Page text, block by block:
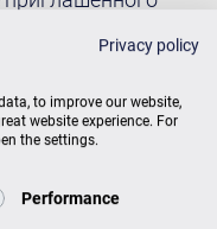
Маркус
Мэттью Мишори
был большим
Эпизоды
Privacy policy
to improve our website,
website experience. For
the settings.
Performance